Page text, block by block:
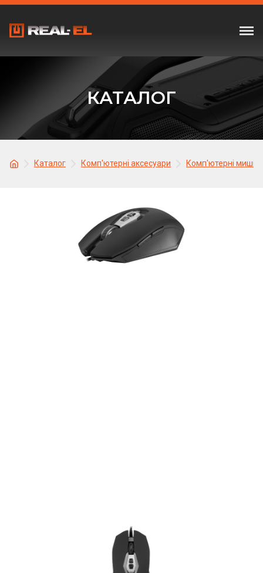
КАТАЛОГ
Каталог Комп'ютерні аксесуари Комп'ютерні миші